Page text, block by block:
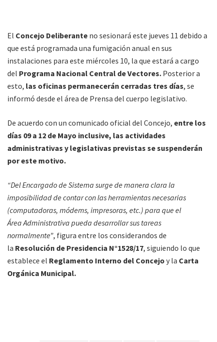
El Concejo Deliberante no sesionará este jueves 11 debido a
que está programada una fumigación anual en sus
instalaciones para este miércoles 10, la que estará a cargo
del Programa Nacional Central de Vectores. Posterior a
esto, las oficinas permanecerán cerradas tres días, se
informó desde el área de Prensa del cuerpo legislativo.
De acuerdo con un comunicado oficial del Concejo, entre los
días 09 a 12 de Mayo inclusive, las actividades
administrativas y legislativas previstas se suspenderán
por este motivo.
“Del Encargado de Sistema surge de manera clara la
imposibilidad de contar con las herramientas necesarias
(computadoras, módems, impresoras, etc.) para que el
Área Administrativa pueda desarrollar sus tareas
normalmente”, figura entre los considerandos de
la Resolución de Presidencia N°1528/17, siguiendo lo que
establece el Reglamento Interno del Concejo y la Carta
Orgánica Municipal.